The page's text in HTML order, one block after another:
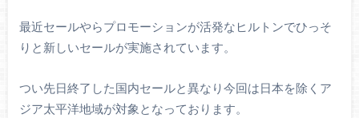
最近セールやらプロモーションが活発なヒルトンでひっそ
りと新しいセールが実施されています。
つい先日終了した国内セールと異なり今回は日本を除くア
ジア太平洋地域が対象となっております。